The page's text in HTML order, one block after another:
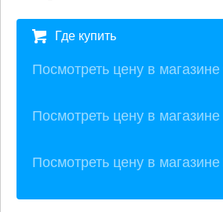
Где купить
Посмотреть цену в магазине
Посмотреть цену в магазине
Посмотреть цену в магазине